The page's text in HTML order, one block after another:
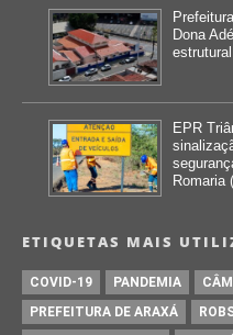
Dona
estrutural
EPR
Romaria
ETIQUETAS MAIS
COVID-19 PANDEMIA
PREFEITURA DE ARAXÁ